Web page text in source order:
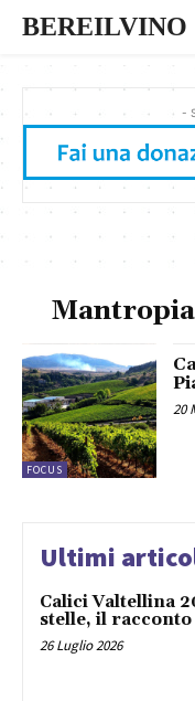
BEREILVINO
-
FOCUS
20
Ultimi
Calici Valtellina
stelle, il
26 Luglio 2026